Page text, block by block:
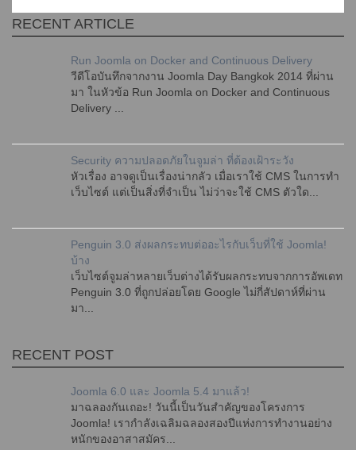
RECENT ARTICLE
Run Joomla on Docker and Continuous Delivery
วีดีโอบันทึกจากงาน Joomla Day Bangkok 2014 ที่ผ่าน
มา ในหัวข้อ Run Joomla on Docker and Continuous
Delivery ...
Security ความปลอดภัยในจูมล่า ที่ต้องเฝ้าระวัง
หัวเรื่อง อาจดูเป็นเรื่องน่ากลัว เมื่อเราใช้ CMS ในการทำ
เว็บไซต์ แต่เป็นสิ่งที่จำเป็น ไม่ว่าจะใช้ CMS ตัวใด...
Penguin 3.0 ส่งผลกระทบต่ออะไรกับเว็บที่ใช้ Joomla!
บ้าง
เว็บไซต์จูมล่าหลายเว็บต่างได้รับผลกระทบจากการอัพเดท
Penguin 3.0 ที่ถูกปล่อยโดย Google ไม่กี่สัปดาห์ที่ผ่าน
มา...
RECENT POST
Joomla 6.0 และ Joomla 5.4 มาแล้ว!
มาฉลองกันเถอะ! วันนี้เป็นวันสำคัญของโครงการ
Joomla! เรากำลังเฉลิมฉลองสองปีแห่งการทำงานอย่าง
หนักของอาสาสมัคร...